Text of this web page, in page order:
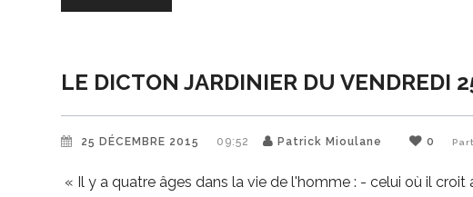
LE DICTON JARDINIER DU VENDREDI
25 DÉCEMBRE 2015 09:52 Patrick Mioulane 0
« Il y a quatre âges dans la vie de l'homme : - celui où il